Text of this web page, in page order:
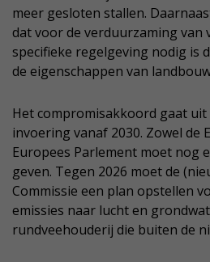
meer gesloten stallen.
dat voor de verduurzaming van
specifieke regelgeving nodig is
de eigenschappen van
Het compromisakkoord gaat uit
invoering vanaf 2030. Zowel de
Europees Parlement moet nog
geven. Tegen 2026 moet de
Commissie een plan opstellen
emissies naar lucht en
rundveehouderij die buiten de